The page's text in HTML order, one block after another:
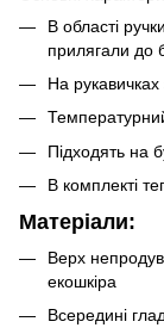
В області
прилягали до
На рукавичках
Підходять на
В комплекті
Матеріали:
Верх
екошкіра
Всередині